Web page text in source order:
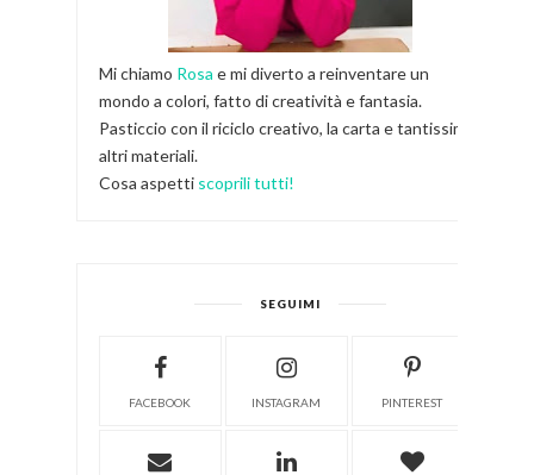
Mi chiamo Rosa e mi diverto a reinventare un
mondo a colori, fatto di creatività e fantasia.
Pasticcio con il riciclo creativo, la carta e tantissimi
altri materiali.
Cosa aspetti scoprili tutti!
SEGUIMI
FACEBOOK INSTAGRAM PINTEREST